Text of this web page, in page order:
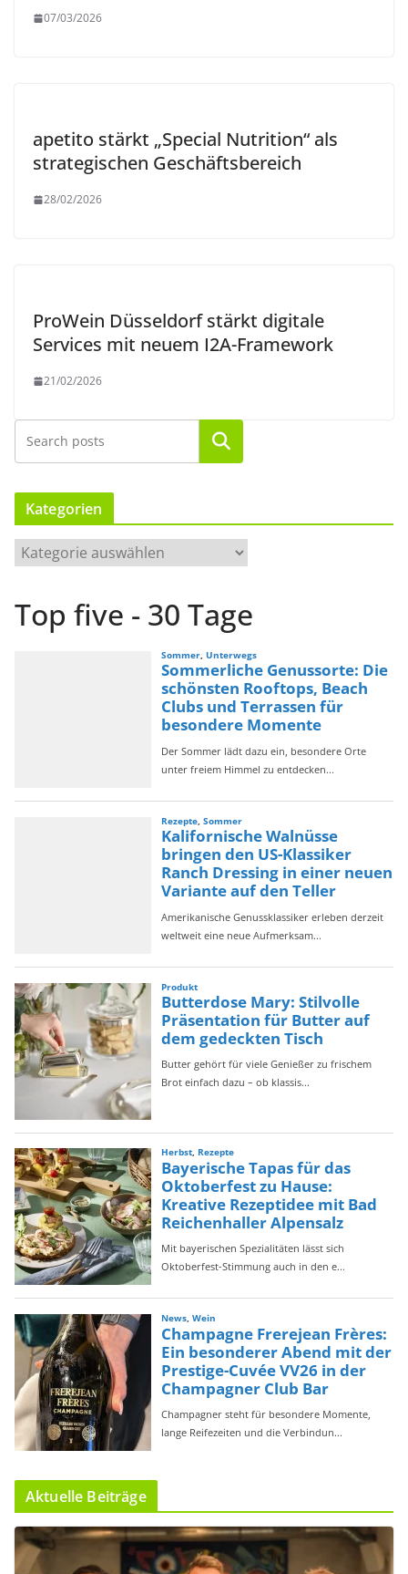
07/03/2026
apetito stärkt „Special Nutrition“ als
strategischen Geschäftsbereich
28/02/2026
ProWein Düsseldorf stärkt digitale
Services mit neuem I2A-Framework
21/02/2026
Suchen
Kategorien
a
Top five - 30 Tage
Aktuelle Beiträge